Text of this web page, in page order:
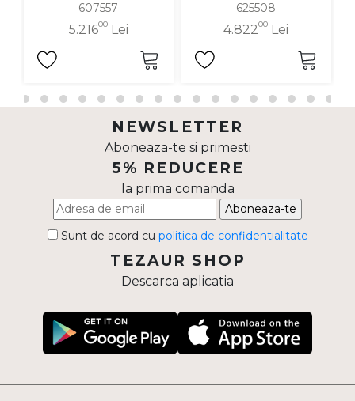
607557
5.21600Lei
625508
4.82200 Lei
NEWSLETTER
Aboneaza-te si primesti
5% REDUCERE
la prima comanda
Aboneaza-te
Sunt de acord cu politica de confidentialitate
TEZAUR SHOP
Descarca aplicatia